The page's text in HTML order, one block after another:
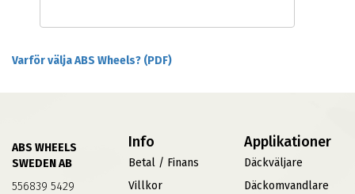
Varför välja ABS Wheels? (PDF)
ABS WHEELS
SWEDEN AB
556839 5429
Info
Betal / Finans
Villkor
Applikationer
Däckväljare
Däckomvandlare